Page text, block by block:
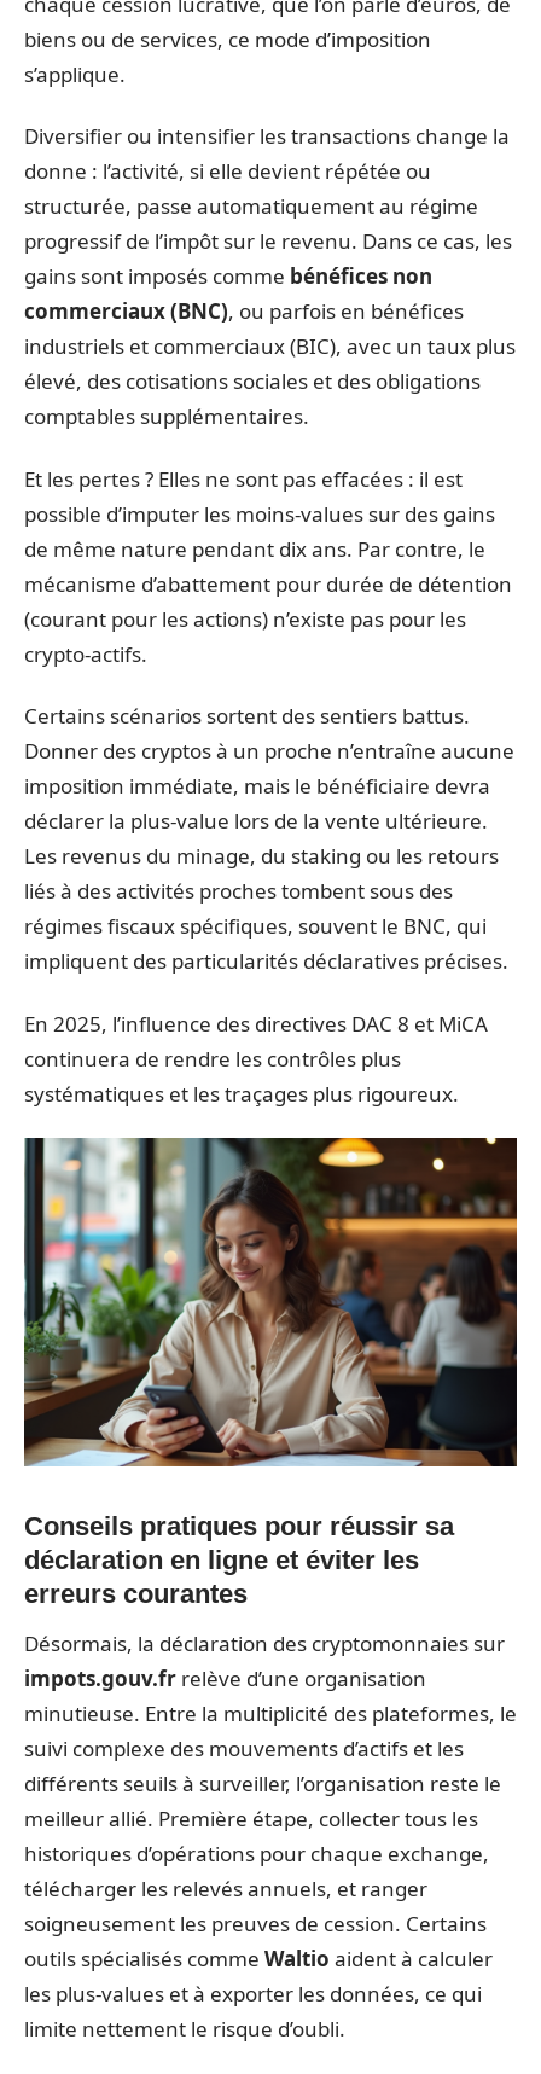
biens ou de services, ce mode d’imposition
s’applique.
Diversifier ou intensifier les transactions change la
donne : l’activité, si elle devient répétée ou
structurée, passe automatiquement au régime
progressif de l’impôt sur le revenu. Dans ce cas, les
gains sont imposés comme bénéfices non
commerciaux (BNC), ou parfois en bénéfices
industriels et commerciaux (BIC), avec un taux plus
élevé, des cotisations sociales et des obligations
comptables supplémentaires.
Et les pertes ? Elles ne sont pas effacées : il est
possible d’imputer les moins-values sur des gains
de même nature pendant dix ans. Par contre, le
mécanisme d’abattement pour durée de détention
(courant pour les actions) n’existe pas pour les
crypto-actifs.
Certains scénarios sortent des sentiers battus.
Donner des cryptos à un proche n’entraîne aucune
imposition immédiate, mais le bénéficiaire devra
déclarer la plus-value lors de la vente ultérieure.
Les revenus du minage, du staking ou les retours
liés à des activités proches tombent sous des
régimes fiscaux spécifiques, souvent le BNC, qui
impliquent des particularités déclaratives précises.
En 2025, l’influence des directives DAC 8 et MiCA
continuera de rendre les contrôles plus
systématiques et les traçages plus rigoureux.
Conseils pratiques pour réussir sa
déclaration en ligne et éviter les
erreurs courantes
Désormais, la déclaration des cryptomonnaies sur
impots.gouv.fr relève d’une organisation
minutieuse. Entre la multiplicité des plateformes, le
suivi complexe des mouvements d’actifs et les
différents seuils à surveiller, l’organisation reste le
meilleur allié. Première étape, collecter tous les
historiques d’opérations pour chaque exchange,
télécharger les relevés annuels, et ranger
soigneusement les preuves de cession. Certains
outils spécialisés comme Waltio aident à calculer
les plus-values et à exporter les données, ce qui
limite nettement le risque d’oubli.